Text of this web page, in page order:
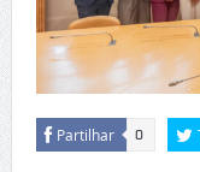
Partilhar 0